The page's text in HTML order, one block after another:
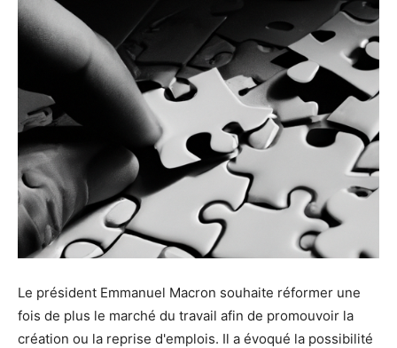
Le président Emmanuel Macron souhaite réformer une
fois de plus le marché du travail afin de promouvoir la
création ou la reprise d'emplois. Il a évoqué la possibilité